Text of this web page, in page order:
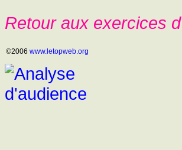
Retour aux exercices
©2006 www.letopweb.org